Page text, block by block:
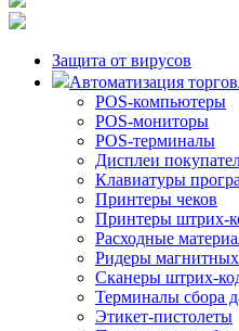
Защита от вирусов
Автоматизация
POS-компьютеры
POS-мониторы
POS-терминалы
Дисплеи
Клавиатуры
Принтеры чеков
Принтеры штрих-
Расходные
Ридеры магнитных
Сканеры штрих-
Терминалы сбора
Этикет-пистолеты